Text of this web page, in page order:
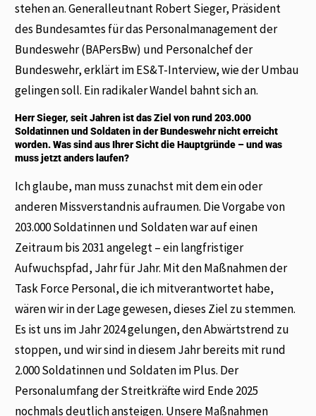
stehen an. Generalleutnant Robert Sieger, Präsident
des Bundesamtes für das Personalmanagement der
Bundeswehr (BAPersBw) und Personalchef der
Bundeswehr, erklärt im ES&T-Interview, wie der Umbau
gelingen soll. Ein radikaler Wandel bahnt sich an.
Herr Sieger, seit Jahren ist das Ziel von rund 203.000
Soldatinnen und Soldaten in der Bundeswehr nicht erreicht
worden. Was sind aus Ihrer Sicht die Hauptgründe – und was
muss jetzt anders laufen?
Ich glaube, man muss zunachst mit dem ein oder
anderen Missverstandnis aufraumen. Die Vorgabe von
203.000 Soldatinnen und Soldaten war auf einen
Zeitraum bis 2031 angelegt – ein langfristiger
Aufwuchspfad, Jahr für Jahr. Mit den Maßnahmen der
Task Force Personal, die ich mitverantwortet habe,
wären wir in der Lage gewesen, dieses Ziel zu stemmen.
Es ist uns im Jahr 2024 gelungen, den Abwärtstrend zu
stoppen, und wir sind in diesem Jahr bereits mit rund
2.000 Soldatinnen und Soldaten im Plus. Der
Personalumfang der Streitkräfte wird Ende 2025
nochmals deutlich ansteigen. Unsere Maßnahmen